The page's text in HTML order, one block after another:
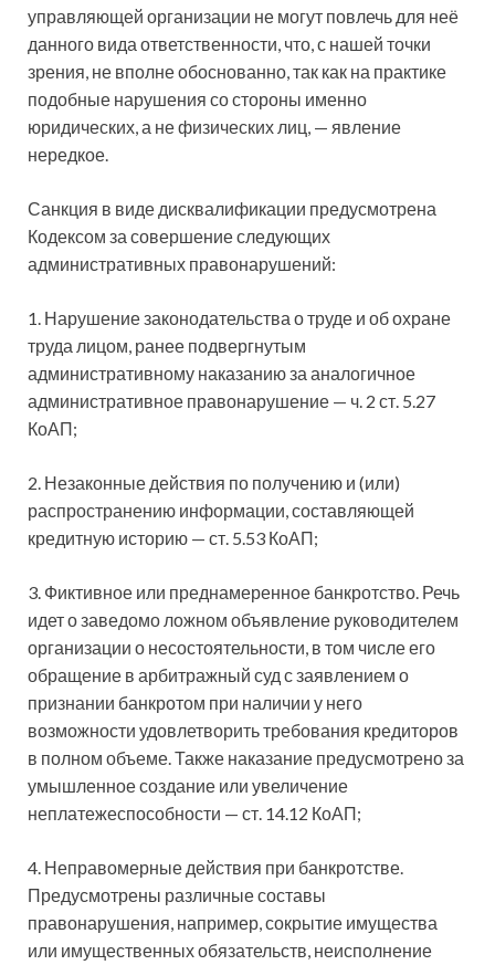
управляющей организации не могут повлечь для неё
данного вида ответственности, что, с нашей точки
зрения, не вполне обоснованно, так как на практике
подобные нарушения со стороны именно
юридических, а не физических лиц, — явление
нередкое.
Санкция в виде дисквалификации предусмотрена
Кодексом за совершение следующих
административных правонарушений:
1. Нарушение законодательства о труде и об охране
труда лицом, ранее подвергнутым
административному наказанию за аналогичное
административное правонарушение — ч. 2 ст. 5.27
КоАП;
2. Незаконные действия по получению и (или)
распространению информации, составляющей
кредитную историю — ст. 5.53 КоАП;
3. Фиктивное или преднамеренное банкротство. Речь
идет о заведомо ложном объявление руководителем
организации о несостоятельности, в том числе его
обращение в арбитражный суд с заявлением о
признании банкротом при наличии у него
возможности удовлетворить требования кредиторов
в полном объеме. Также наказание предусмотрено за
умышленное создание или увеличение
неплатежеспособности — ст. 14.12 КоАП;
4. Неправомерные действия при банкротстве.
Предусмотрены различные составы
правонарушения, например, сокрытие имущества
или имущественных обязательств, неисполнение